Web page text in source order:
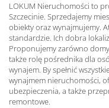
LOKUM Nieruchomości to
Szczecinie. Sprzedajemy
obiekty oraz wynajmujemy.
standardzie. Ich dobra
Proponujemy zarówno
także rolę pośrednika dla
wynajem. By spełnić
wynajmem nieruchomości,
ubezpieczenia, a także
remontowe.